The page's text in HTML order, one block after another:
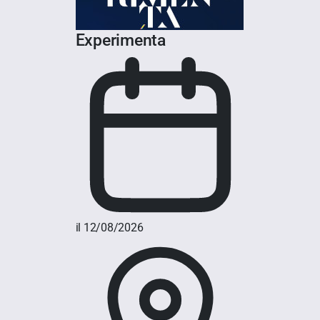
Experimenta
il 12/08/2026